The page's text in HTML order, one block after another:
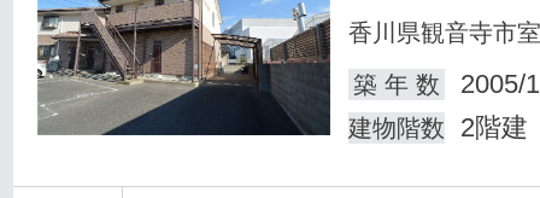
香川県観音寺市
築 年 数
2005/
建物階数 2階建